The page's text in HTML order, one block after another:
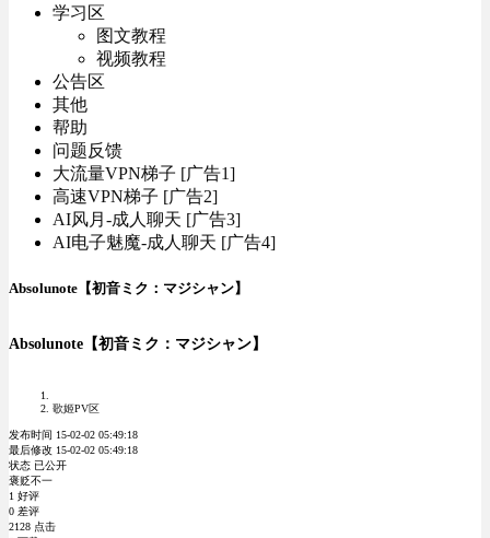
学习区
图文教程
视频教程
公告区
其他
帮助
问题反馈
大流量VPN梯子 [广告1]
高速VPN梯子 [广告2]
AI风月-成人聊天 [广告3]
AI电子魅魔-成人聊天 [广告4]
Absolunote【初音ミク：マジシャン】
Absolunote【初音ミク：マジシャン】
歌姬PV区
发布时间 15-02-02 05:49:18
最后修改 15-02-02 05:49:18
状态 已公开
褒贬不一
1 好评
0 差评
2128 点击